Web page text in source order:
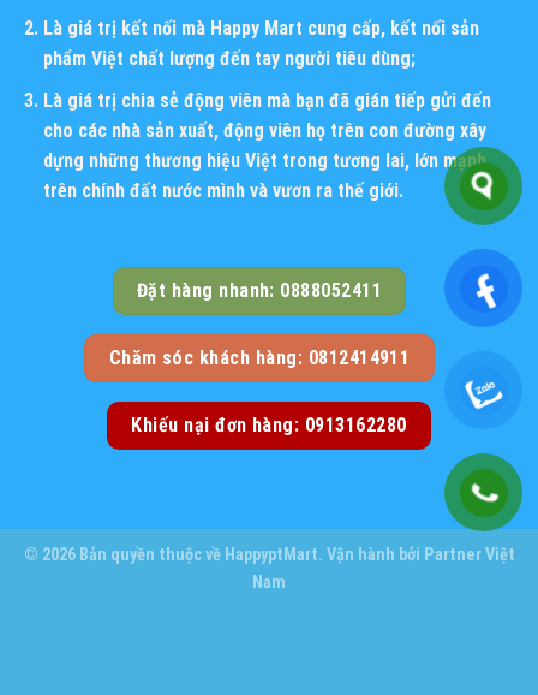
Là giá trị kết nối mà Happy Mart cung cấp, kết nối sản
phẩm Việt chất lượng đến tay người tiêu dùng;
Là giá trị chia sẻ động viên mà bạn đã gián tiếp gửi đến
cho các nhà sản xuất, động viên họ trên con đường xây
dựng những thương hiệu Việt trong tương lai, lớn mạnh
trên chính đất nước mình và vươn ra thế giới.
Đặt hàng nhanh: 0888052411
Chăm sóc khách hàng: 0812414911
Khiếu nại đơn hàng: 0913162280
© 2026 Bản quyền thuộc về HappyptMart. Vận hành bởi Partner Việt
Nam